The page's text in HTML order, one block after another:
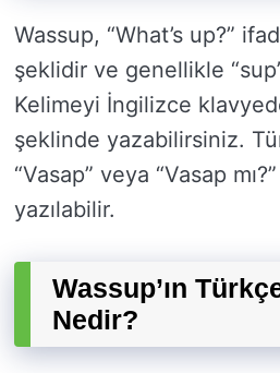
Wassup, “What’s up?”
şeklidir ve genellikle
Kelimeyi İngilizce
şeklinde yazabilirsiniz.
“Vasap” veya “Vasap
yazılabilir.
Wassup’ın
Nedir?